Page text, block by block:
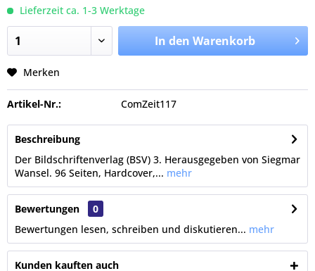
Lieferzeit ca. 1-3 Werktage
In den Warenkorb
Merken
Artikel-Nr.: ComZeit117
Beschreibung
Der Bildschriftenverlag (BSV) 3. Herausgegeben von Siegmar
Wansel. 96 Seiten, Hardcover,... mehr
Bewertungen
0
Bewertungen lesen, schreiben und diskutieren... mehr
Kunden kauften auch